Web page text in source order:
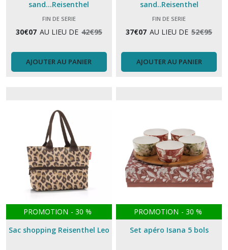
sand...Reisenthel
FIN DE SERIE
30€07 AU LIEU DE 42€95
AJOUTER AU PANIER
sand..Reisenthel
FIN DE SERIE
37€07 AU LIEU DE 52€95
AJOUTER AU PANIER
PROMOTION - 30 %
Sac shopping Reisenthel Leo
PROMOTION - 30 %
Set apéro Isana 5 bols